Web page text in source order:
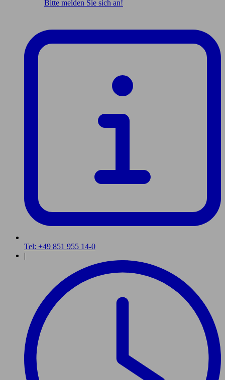
Bitte melden Sie sich an!
Tel: +49 851 955 14-0
|